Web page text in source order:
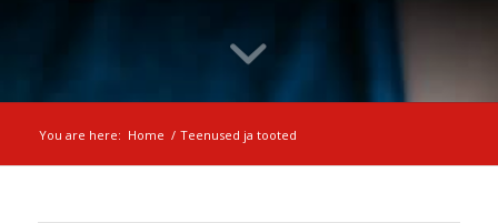
You are here: Home / Teenused ja tooted